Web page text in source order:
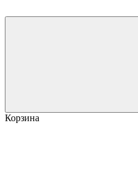
Корзина